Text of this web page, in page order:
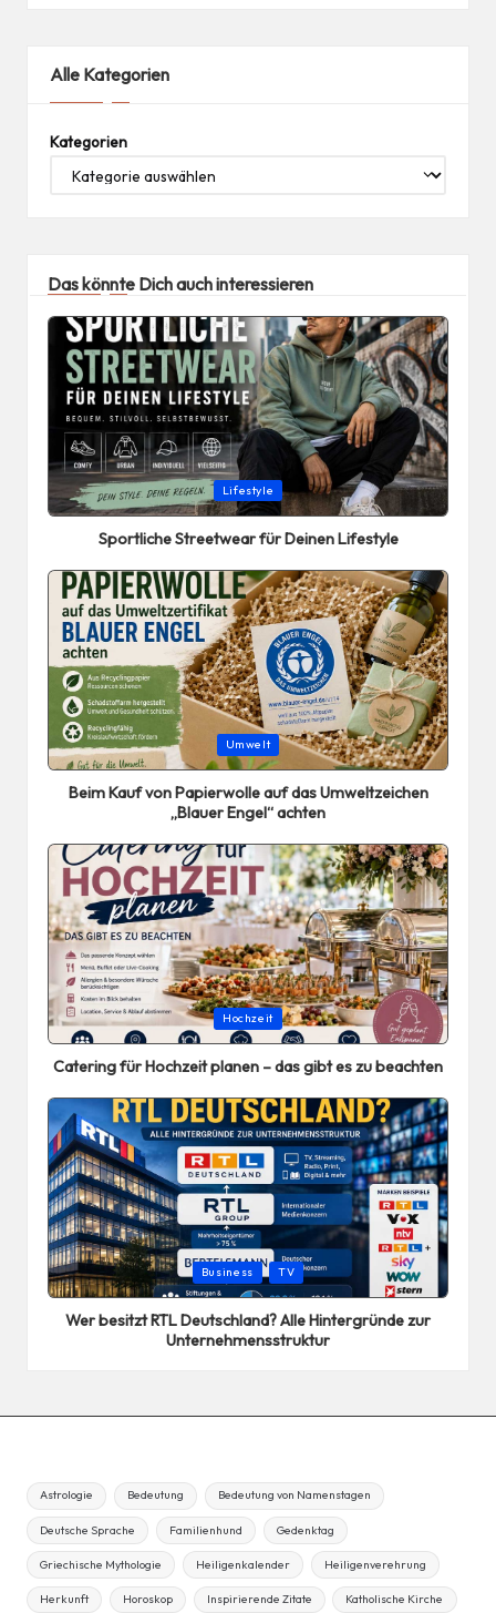
Alle Kategorien
Kategorien
Das könnte Dich auch interessieren
Posted
in
Lifestyle
Sportliche Streetwear für Deinen Lifestyle
Posted
in
Umwelt
Beim Kauf von Papierwolle auf das Umweltzeichen
„Blauer Engel“ achten
Posted
in
Hochzeit
Catering für Hochzeit planen – das gibt es zu beachten
Posted
in
Business TV
Wer besitzt RTL Deutschland? Alle Hintergründe zur
Unternehmensstruktur
Astrologie Bedeutung Bedeutung von Namenstagen
Deutsche Sprache Familienhund Gedenktag
Griechische Mythologie Heiligenkalender Heiligenverehrung
Herkunft Horoskop Inspirierende Zitate Katholische Kirche